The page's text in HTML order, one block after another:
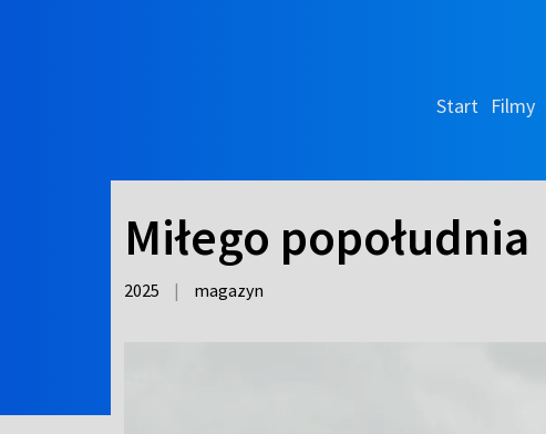
Start Filmy
Miłego popołudnia
2025 | magazyn